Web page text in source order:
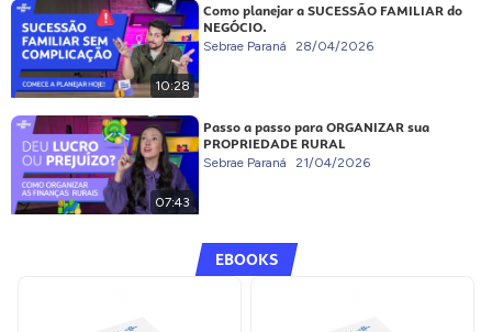
10:28
Como planejar a SUCESSÃO FAMILIAR do
NEGÓCIO.
Sebrae Paraná 28/04/2026
07:43
Passo a passo para ORGANIZAR sua
PROPRIEDADE RURAL
Sebrae Paraná 21/04/2026
EBOOKS